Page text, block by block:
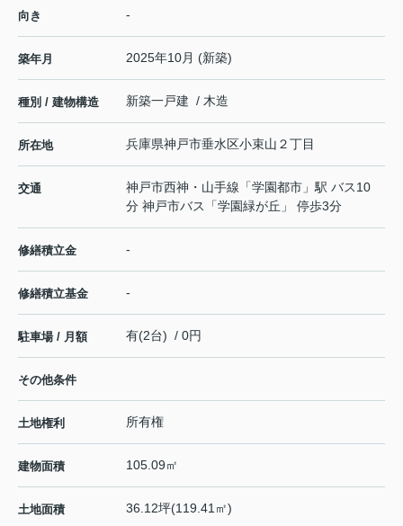
向き -
築年月 2025年10月 (新築)
種別 / 建物構造 新築一戸建 / 木造
所在地 兵庫県神戸市垂水区小束山 ２丁目
交通 神戸市西神・山手線 「学園都市 」駅 バス10
分 神戸市バス「学園緑が丘」 停歩3分
修繕積立金 -
修繕積立基金 -
駐車場 / 月額 有(2台) / 0円
その他条件
土地権利 所有権
建物面積 105.09㎡
土地面積 36.12坪(119.41㎡)